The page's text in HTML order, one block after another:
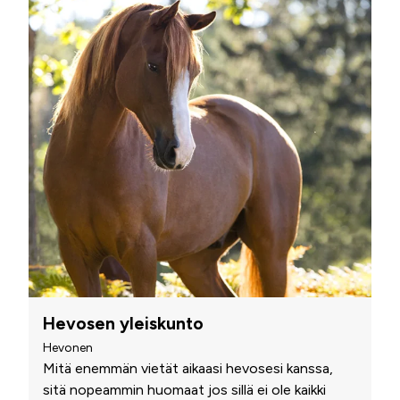
Hevosen yleiskunto
Hevonen
Mitä enemmän vietät aikaasi hevosesi kanssa,
sitä nopeammin huomaat jos sillä ei ole kaikki